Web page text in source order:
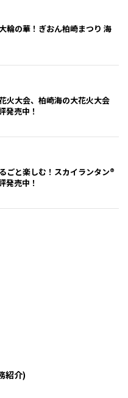
輪の華！ぎおん柏崎まつり 海
火大会、柏崎海の大花火大会
発売中！
ごと楽しむ！スカイランタン®
発売中！
紹介)